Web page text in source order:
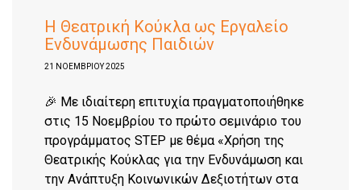
Η Θεατρική Κούκλα ως Εργαλείο
Ενδυνάμωσης Παιδιών
21 ΝΟΕΜΒΡΊΟΥ 2025
🎉 Με ιδιαίτερη επιτυχία πραγματοποιήθηκε
στις 15 Νοεμβρίου το πρώτο σεμινάριο του
προγράμματος STEP με θέμα «Χρήση της
Θεατρικής Κούκλας για την Ενδυνάμωση και
την Ανάπτυξη Κοινωνικών Δεξιοτήτων στα